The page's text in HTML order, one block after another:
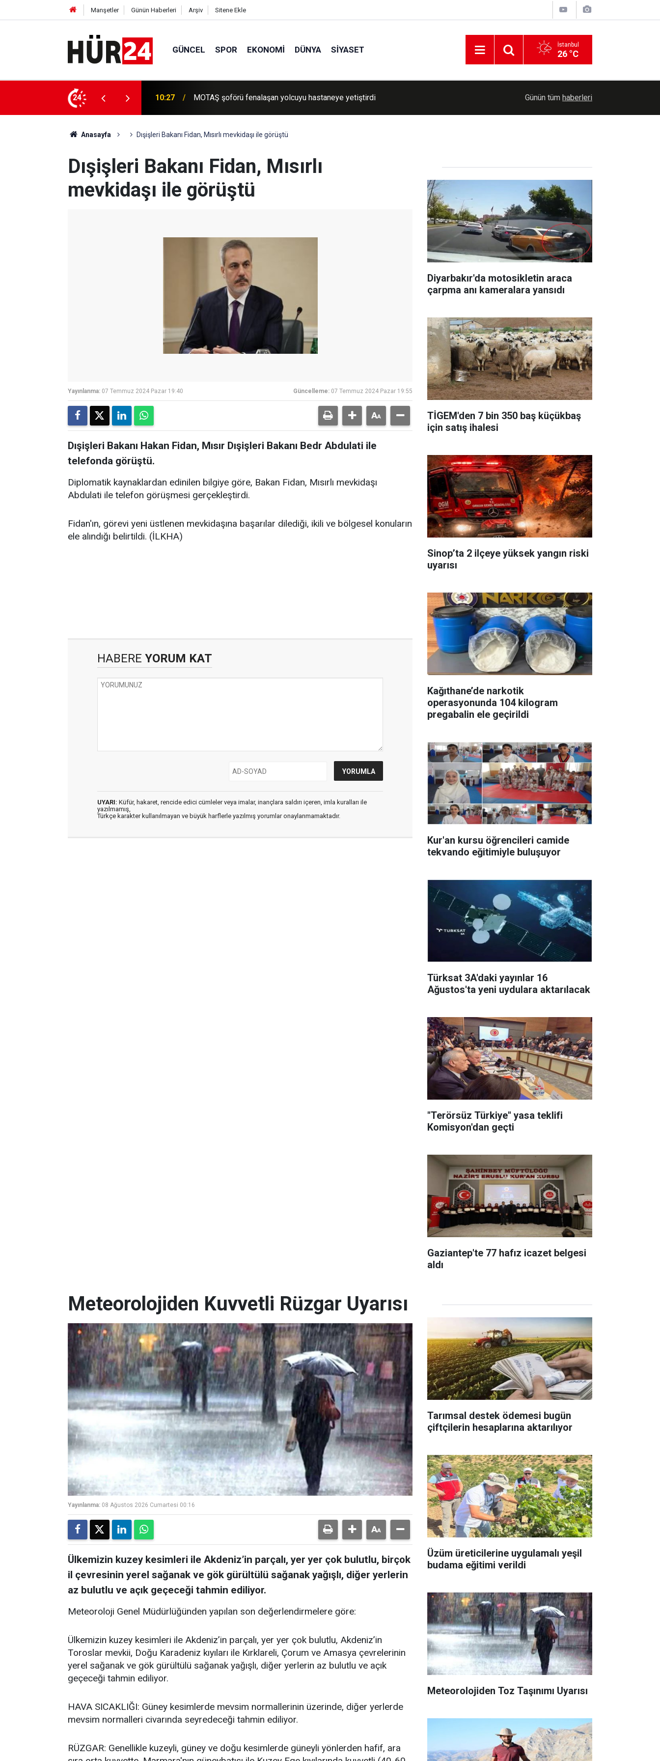
Manşetler Günün Haberleri Arşiv Sitene Ekle
GÜNCEL SPOR EKONOMI DÜNYA SIYASET İstanbul
26 °C
24
anı kameralara yansıdı 10:27 MOTAŞ şoförü fenalaşan yolcuyu hastaneye yetiştirdi
olumsuz etkiledi
Günün tüm haberleri
Anasayfa Dışişleri Bakanı Fidan, Mısırlı mevkidaşı ile görüştü
Dışişleri Bakanı Fidan, Mısırlı
mevkidaşı ile görüştü
Yayınlanma: 07 Temmuz 2024 Pazar 19:40 Güncelleme: 07 Temmuz 2024 Pazar 19:55
Dışişleri Bakanı Hakan Fidan, Mısır Dışişleri Bakanı Bedr Abdulati ile
telefonda görüştü.
Diplomatik kaynaklardan edinilen bilgiye göre, Bakan Fidan, Mısırlı mevkidaşı
Abdulati ile telefon görüşmesi gerçekleştirdi.
Fidan'ın, görevi yeni üstlenen mevkidaşına başarılar dilediği, ikili ve bölgesel konuların
ele alındığı belirtildi. (İLKHA)
HABERE YORUM KAT
UYARI: Küfür, hakaret, rencide edici cümleler veya imalar, inançlara saldırı içeren, imla kuralları ile
yazılmamış,
Türkçe karakter kullanılmayan ve büyük harflerle yazılmış yorumlar onaylanmamaktadır.
Diyarbakır'da motosikletin araca
çarpma anı kameralara yansıdı
TİGEM'den 7 bin 350 baş küçükbaş
için satış ihalesi
Sinop’ta 2 ilçeye yüksek yangın riski
uyarısı
Kağıthane’de narkotik
operasyonunda 104 kilogram
pregabalin ele geçirildi
Kur'an kursu öğrencileri camide
tekvando eğitimiyle buluşuyor
Türksat 3A'daki yayınlar 16
Ağustos'ta yeni uydulara aktarılacak
"Terörsüz Türkiye" yasa teklifi
Komisyon'dan geçti
Gaziantep'te 77 hafız icazet belgesi
aldı
Meteorolojiden Kuvvetli Rüzgar Uyarısı
Yayınlanma: 08 Ağustos 2026 Cumartesi 00:16
Ülkemizin kuzey kesimleri ile Akdeniz’in parçalı, yer yer çok bulutlu, birçok
il çevresinin yerel sağanak ve gök gürültülü sağanak yağışlı, diğer yerlerin
az bulutlu ve açık geçeceği tahmin ediliyor.
Meteoroloji Genel Müdürlüğünden yapılan son değerlendirmelere göre:
Ülkemizin kuzey kesimleri ile Akdeniz’in parçalı, yer yer çok bulutlu, Akdeniz’in
Toroslar mevkii, Doğu Karadeniz kıyıları ile Kırklareli, Çorum ve Amasya çevrelerinin
yerel sağanak ve gök gürültülü sağanak yağışlı, diğer yerlerin az bulutlu ve açık
geçeceği tahmin ediliyor.
HAVA SICAKLIĞI: Güney kesimlerde mevsim normallerinin üzerinde, diğer yerlerde
mevsim normalleri civarında seyredeceği tahmin ediliyor.
RÜZGAR: Genellikle kuzeyli, güney ve doğu kesimlerde güneyli yönlerden hafif, ara
Tarımsal destek ödemesi bugün
çiftçilerin hesaplarına aktarılıyor
Üzüm üreticilerine uygulamalı yeşil
budama eğitimi verildi
Meteorolojiden Toz Taşınımı Uyarısı